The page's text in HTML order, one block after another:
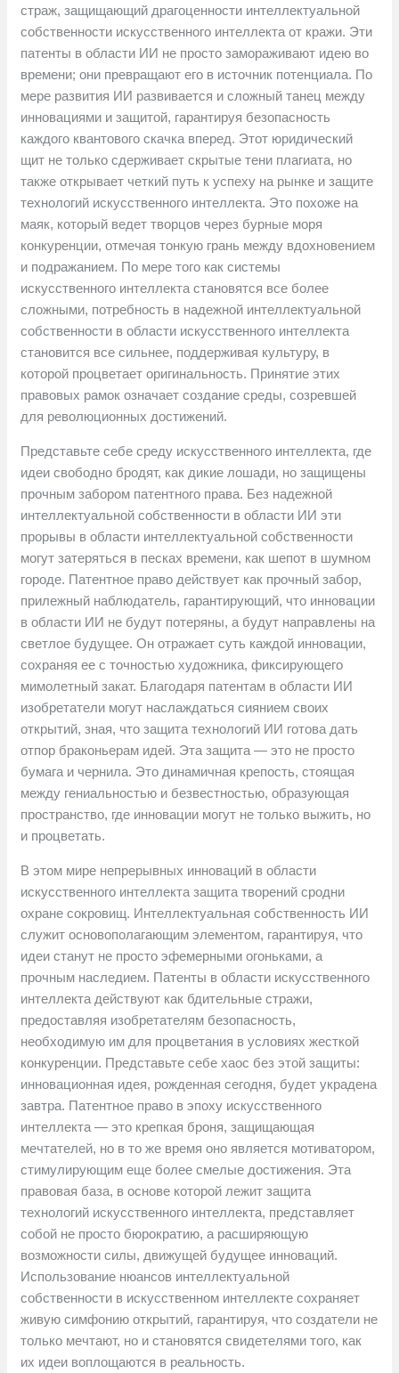
страж, защищающий драгоценности интеллектуальной
собственности искусственного интеллекта от кражи. Эти
патенты в области ИИ не просто замораживают идею во
времени; они превращают его в источник потенциала. По
мере развития ИИ развивается и сложный танец между
инновациями и защитой, гарантируя безопасность
каждого квантового скачка вперед. Этот юридический
щит не только сдерживает скрытые тени плагиата, но
также открывает четкий путь к успеху на рынке и защите
технологий искусственного интеллекта. Это похоже на
маяк, который ведет творцов через бурные моря
конкуренции, отмечая тонкую грань между вдохновением
и подражанием. По мере того как системы
искусственного интеллекта становятся все более
сложными, потребность в надежной интеллектуальной
собственности в области искусственного интеллекта
становится все сильнее, поддерживая культуру, в
которой процветает оригинальность. Принятие этих
правовых рамок означает создание среды, созревшей
для революционных достижений.
Представьте себе среду искусственного интеллекта, где
идеи свободно бродят, как дикие лошади, но защищены
прочным забором патентного права. Без надежной
интеллектуальной собственности в области ИИ эти
прорывы в области интеллектуальной собственности
могут затеряться в песках времени, как шепот в шумном
городе. Патентное право действует как прочный забор,
прилежный наблюдатель, гарантирующий, что инновации
в области ИИ не будут потеряны, а будут направлены на
светлое будущее. Он отражает суть каждой инновации,
сохраняя ее с точностью художника, фиксирующего
мимолетный закат. Благодаря патентам в области ИИ
изобретатели могут наслаждаться сиянием своих
открытий, зная, что защита технологий ИИ готова дать
отпор браконьерам идей. Эта защита — это не просто
бумага и чернила. Это динамичная крепость, стоящая
между гениальностью и безвестностью, образующая
пространство, где инновации могут не только выжить, но
и процветать.
В этом мире непрерывных инноваций в области
искусственного интеллекта защита творений сродни
охране сокровищ. Интеллектуальная собственность ИИ
служит основополагающим элементом, гарантируя, что
идеи станут не просто эфемерными огоньками, а
прочным наследием. Патенты в области искусственного
интеллекта действуют как бдительные стражи,
предоставляя изобретателям безопасность,
необходимую им для процветания в условиях жесткой
конкуренции. Представьте себе хаос без этой защиты:
инновационная идея, рожденная сегодня, будет украдена
завтра. Патентное право в эпоху искусственного
интеллекта — это крепкая броня, защищающая
мечтателей, но в то же время оно является мотиватором,
стимулирующим еще более смелые достижения. Эта
правовая база, в основе которой лежит защита
технологий искусственного интеллекта, представляет
собой не просто бюрократию, а расширяющую
возможности силы, движущей будущее инноваций.
Использование нюансов интеллектуальной
собственности в искусственном интеллекте сохраняет
живую симфонию открытий, гарантируя, что создатели не
только мечтают, но и становятся свидетелями того, как
их идеи воплощаются в реальность.